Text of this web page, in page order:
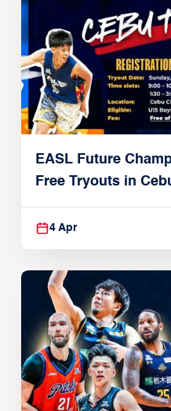
EASL Future
Free Tryouts in
Players
4 Apr